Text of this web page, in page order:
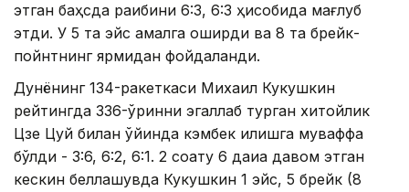
этган баҳсда рақибини 6:3, 6:3 ҳисобида мағлуб
этди. У 5 та эйс амалга оширди ва 8 та брейк-
пойнтнинг ярмидан фойдаланди.
Дунёнинг 134-ракеткаси Михаил Кукушкин
рейтингда 336-ўринни эгаллаб турган хитойлик
Цзе Цуй билан ўйинда кэмбек қилишга муваффақ
бўлди - 3:6, 6:2, 6:1. 2 соату 6 дақиқа давом этган
кескин беллашувда Кукушкин 1 эйс, 5 брейк (8